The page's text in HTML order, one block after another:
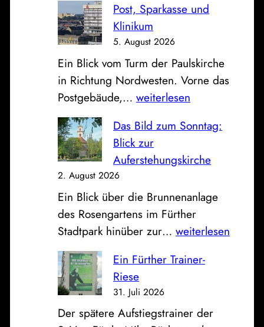
f
e
n
e
F
a
r
z
e
g
h
a
e
a
n
Post, Sparkasse und
Klinikum
5. August 2026
Ein Blick vom Turm der Paulskirche
in Richtung Nordwesten. Vorne das
Postgebäude,… P
s
t
,
p
a
r
a
s
e
weiterlesen
Das Bild zum Sonntag:
Blick zur
Auferstehungskirche
2. August 2026
Ein Blick über die Brunnenanlage
des Rosengartens im Fürther
Stadtpark hinüber zur… D
s
l
weiterlesen
Ein Fürther Trainer-
Riese
31. Juli 2026
Der spätere Aufstiegstrainer der